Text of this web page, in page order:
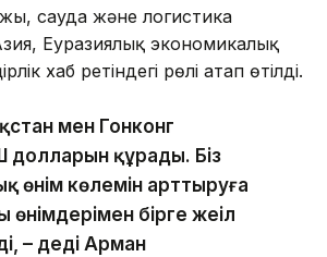
сауда және логистика
Еуразиялық экономикалық
хаб ретіндегі рөлі атап өтілді.
мен Гонконг
құрады. Біз
өнім көлемін арттыруға
бірге жеңіл
– деді Арман